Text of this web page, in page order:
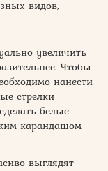
видов,
увеличить
Чтобы
нанести
стрелки
белые
карандашом
выглядят